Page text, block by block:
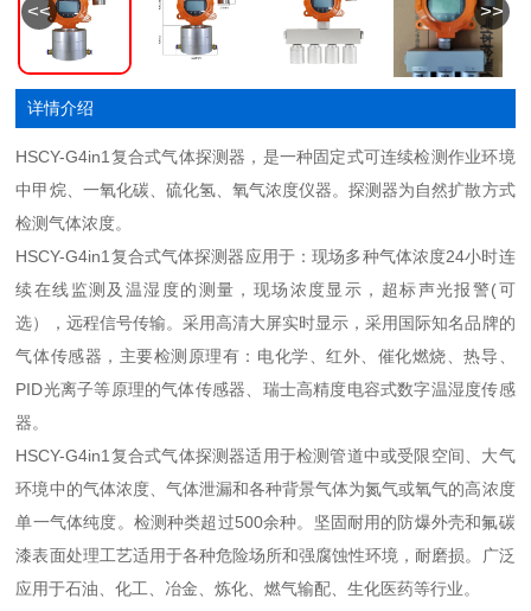
<< >>
详情介绍
HSCY-G4in1复合式气体探测器，是一种固定式可连续检测作业环境
中甲烷、一氧化碳、硫化氢、氧气浓度仪器。探测器为自然扩散方式
检测气体浓度。
HSCY-G4in1复合式气体探测器应用于：现场多种气体浓度24小时连
续在线监测及温湿度的测量，现场浓度显示，超标声光报警(可
选），远程信号传输。采用高清大屏实时显示，采用国际知名品牌的
气体传感器，主要检测原理有：电化学、红外、催化燃烧、热导、
PID光离子等原理的气体传感器、瑞士高精度电容式数字温湿度传感
器。
HSCY-G4in1复合式气体探测器适用于检测管道中或受限空间、大气
环境中的气体浓度、气体泄漏和各种背景气体为氮气或氧气的高浓度
单一气体纯度。检测种类超过500余种。坚固耐用的防爆外壳和氟碳
漆表面处理工艺适用于各种危险场所和强腐蚀性环境，耐磨损。广泛
应用于石油、化工、冶金、炼化、燃气输配、生化医药等行业。